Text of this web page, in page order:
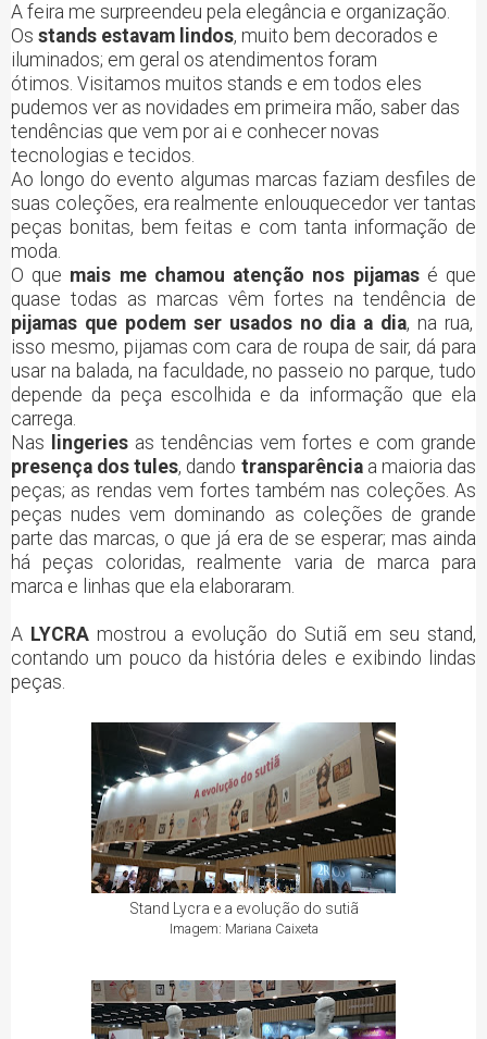
A feira me surpreendeu pela elegância e organização.
Os stands estavam lindos, muito bem decorados e
iluminados; em geral os atendimentos foram
ótimos. Visitamos muitos stands e em todos eles
pudemos ver as novidades em primeira mão, saber das
tendências que vem por ai e conhecer novas
tecnologias e tecidos.
Ao longo do evento algumas marcas faziam desfiles de
suas coleções, era realmente enlouquecedor ver tantas
peças bonitas, bem feitas e com tanta informação de
moda.
O que mais me chamou atenção nos pijamasé que
quase todas as marcas vêm fortes na tendência de
pijamas que podem ser usados no dia a dia, na rua,
isso mesmo, pijamas com cara de roupa de sair, dá para
usar na balada, na faculdade, no passeio no parque, tudo
depende da peça escolhida e da informação que ela
carrega.
Nas
lingeries as tendências vem fortes e com grande
presença dos tules, dando transparência a maioria das
peças; as rendas vem fortes também nas coleções. As
peças nudes vem dominando as coleções de grande
parte das marcas, o que já era de se esperar; mas ainda
há peças coloridas, realmente varia de marca para
marca e linhas que ela elaboraram.
A LYCRA mostrou a evolução do Sutiã em seu stand,
contando um pouco da história deles e exibindo lindas
peças.
Stand Lycra e a evolução do sutiã
Imagem: Mariana Caixeta